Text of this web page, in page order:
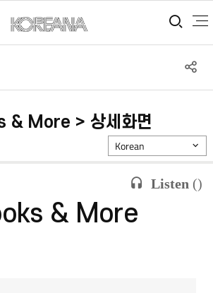
통
& More > 상세화면
Listen ()
Korean
& More